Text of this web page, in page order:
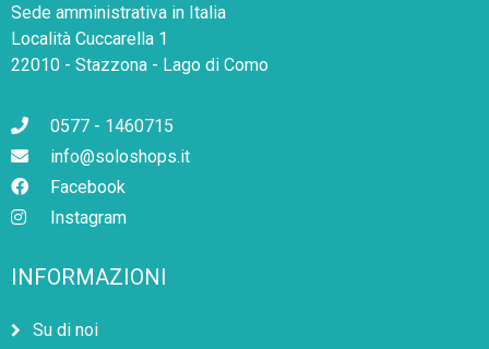
Sede amministrativa in Italia
Località Cuccarella 1
22010 - Stazzona - Lago di Como
0577 - 1460715
info@soloshops.it
Facebook
Instagram
INFORMAZIONI
Su di noi